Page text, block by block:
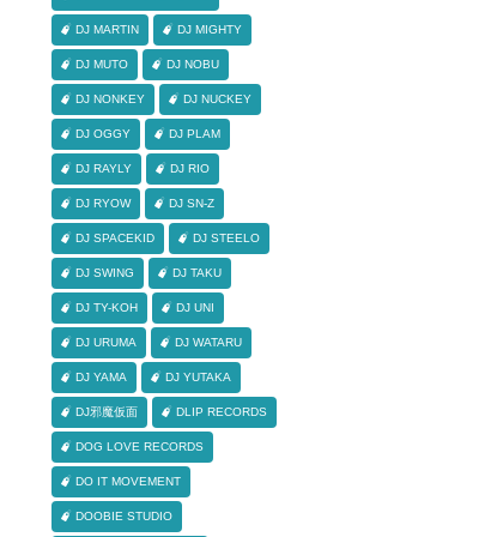
DJ MARTIN DJ MIGHTY
DJ MUTO DJ NOBU
DJ NONKEY DJ NUCKEY
DJ OGGY DJ PLAM
DJ RAYLY DJ RIO
DJ RYOW DJ SN-Z
DJ SPACEKID DJ STEELO
DJ SWING DJ TAKU
DJ TY-KOH DJ UNI
DJ URUMA DJ WATARU
DJ YAMA DJ YUTAKA
DJ邪魔仮面 DLIP RECORDS
DOG LOVE RECORDS
DO IT MOVEMENT
DOOBIE STUDIO